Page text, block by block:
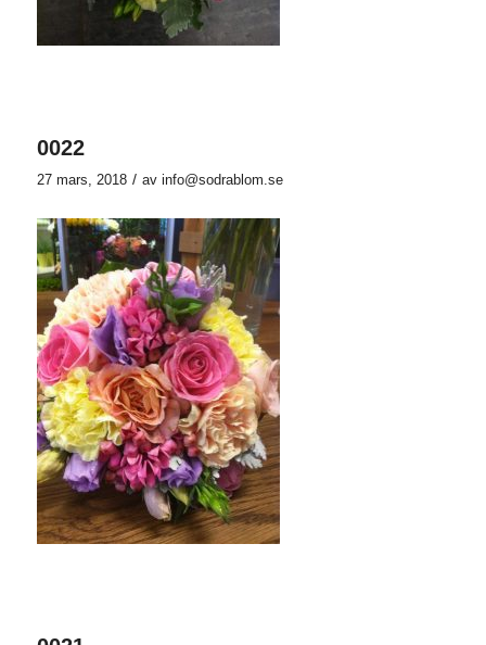
0022
27 mars, 2018 / av info@sodrablom.se